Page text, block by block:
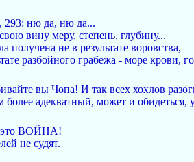
ню да, ню да...
вину меру, степень, глубину...
получена не в результате воровства,
разбойного грабежа - море крови,
вы Чопа! И так всех хохлов
более адекватный, может и обидеться,
это ВОЙНА!
не судят.